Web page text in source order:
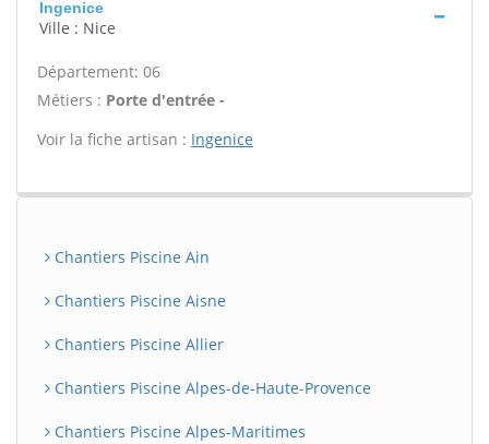
Ingenice
Ville : Nice
Département: 06
Métiers : Porte d'entrée -
Voir la fiche artisan : Ingenice
Chantiers Piscine Ain
Chantiers Piscine Aisne
Chantiers Piscine Allier
Chantiers Piscine Alpes-de-Haute-Provence
Chantiers Piscine Alpes-Maritimes